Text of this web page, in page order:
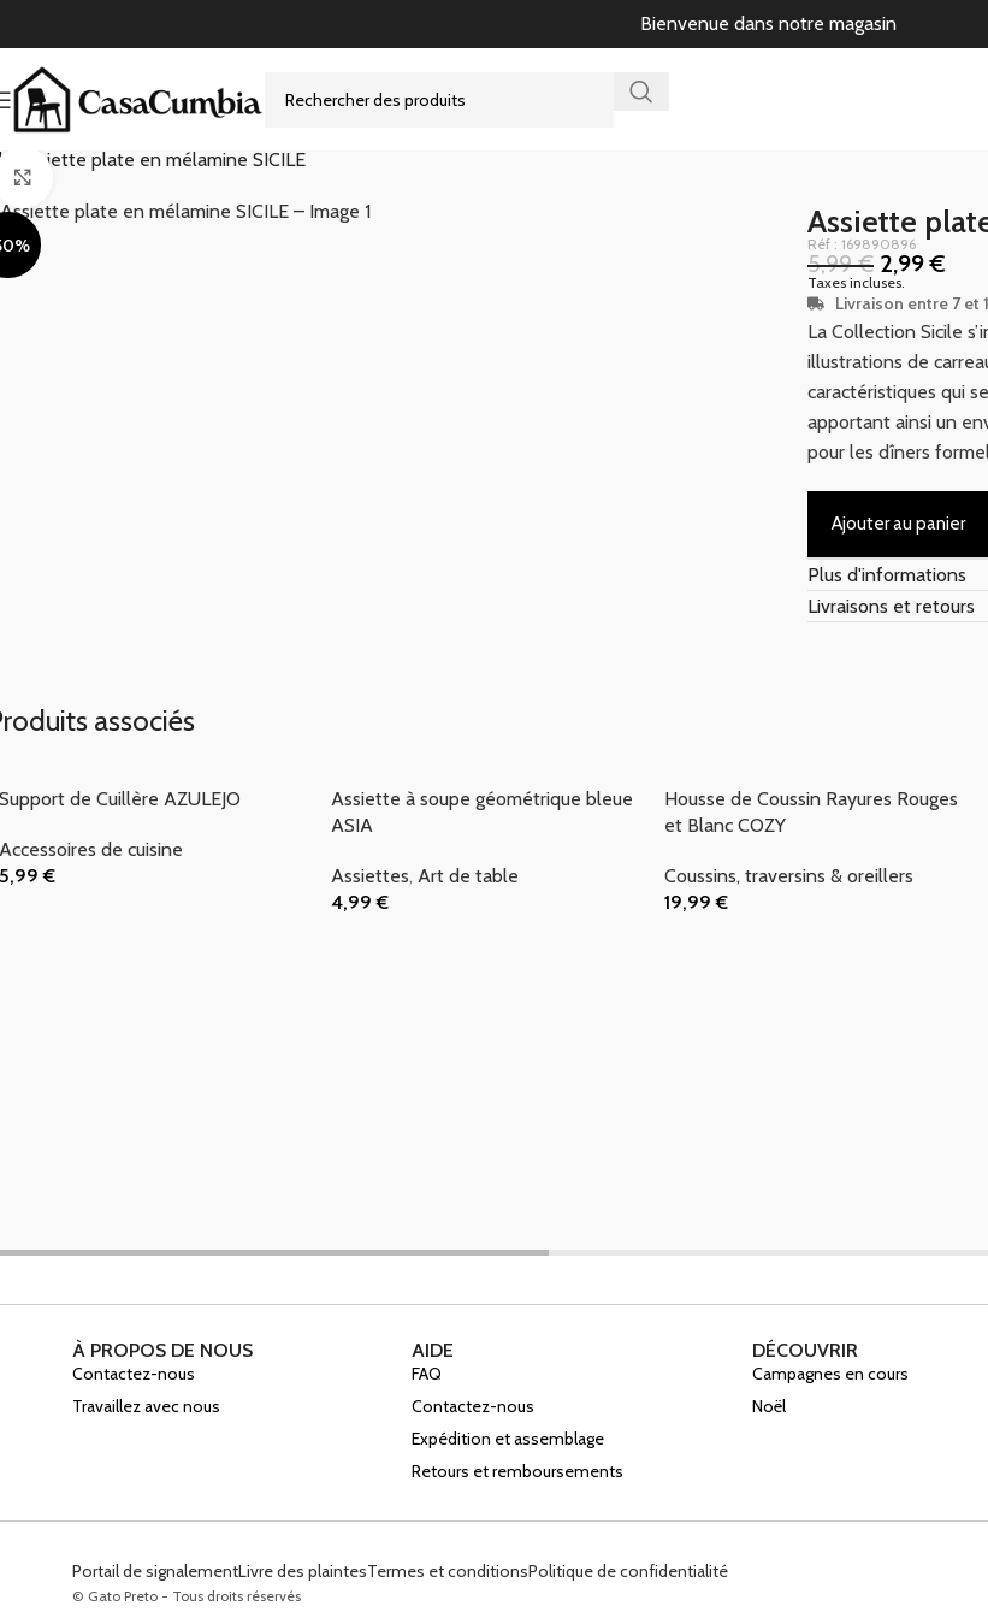
Bienvenue dans notre magasin
Assiette plate en mélamine SICILE
Click to enlarge
Assiette
Réf : 169890896
5,99€ 2,99€
Taxes incluses.
Livraison entre 7 et
La Collection Sicile
illustrations de
caractéristiques qui
apportant ainsi un
pour les dîners
Ajouter au panier
Plus d'informations
Livraisons et retours
associés
Support de Cuillère AZULEJO
Accessoires de cuisine
5,99€
Assiette à soupe géométrique bleue
ASIA
Assiettes,Art de table
4,99€
Housse de Coussin Rayures Rouges
et Blanc COZY
Coussins, traversins & oreillers
19,99€
À PROPOS DE NOUS
Contactez-nous
Travaillez avec nous
AIDE
FAQ
Contactez-nous
Expédition et assemblage
Retours et remboursements
DÉCOUVRIR
Campagnes en cours
Noël
Portail de signalementLivre des plaintesTermes et conditionsPolitique de confidentialité
© Gato Preto - Tous droits réservés